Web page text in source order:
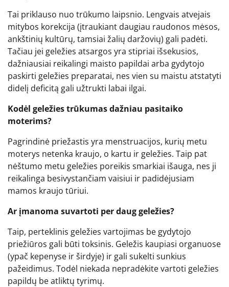
Tai priklauso nuo trūkumo laipsnio. Lengvais atvejais
mitybos korekcija (įtraukiant daugiau raudonos mėsos,
ankštinių kultūrų, tamsiai žalių daržovių) gali padėti.
Tačiau jei geležies atsargos yra stipriai išsekusios,
dažniausiai reikalingi maisto papildai arba gydytojo
paskirti geležies preparatai, nes vien su maistu atstatyti
didelį deficitą gali užtrukti labai ilgai.
Kodėl geležies trūkumas dažniau pasitaiko
moterims?
Pagrindinė priežastis yra menstruacijos, kurių metu
moterys netenka kraujo, o kartu ir geležies. Taip pat
nėštumo metu geležies poreikis smarkiai išauga, nes ji
reikalinga besivystančiam vaisiui ir padidėjusiam
mamos kraujo tūriui.
Ar įmanoma suvartoti per daug geležies?
Taip, perteklinis geležies vartojimas be gydytojo
priežiūros gali būti toksinis. Geležis kaupiasi organuose
(ypač kepenyse ir širdyje) ir gali sukelti sunkius
pažeidimus. Todėl niekada nepradėkite vartoti geležies
papildų be atliktų tyrimų.